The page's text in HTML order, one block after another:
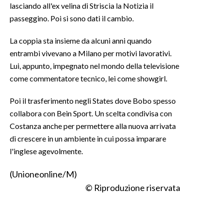
NOTIZIE
EVENTI
#CARAUNIONE
3 MINUTI CON
INFO AZIENDE
ANNUNCI
PUBBLICITÀ
lasciando all'ex velina di Striscia la Notizia il
passeggino. Poi si sono dati il cambio.
La coppia sta insieme da alcuni anni quando
entrambi vivevano a Milano per motivi lavorativi.
Lui, appunto, impegnato nel mondo della televisione
come commentatore tecnico, lei come showgirl.
Poi il trasferimento negli States dove Bobo spesso
collabora con Bein Sport. Un scelta condivisa con
Costanza anche per permettere alla nuova arrivata
di crescere in un ambiente in cui possa imparare
l'inglese agevolmente.
(Unioneonline/M)
© Riproduzione riservata